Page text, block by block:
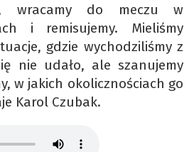
wracamy do meczu w
i remisujemy. Mieliśmy
gdzie wychodziliśmy z
nie udało, ale szanujemy
w jakich okolicznościach go
Karol Czubak.